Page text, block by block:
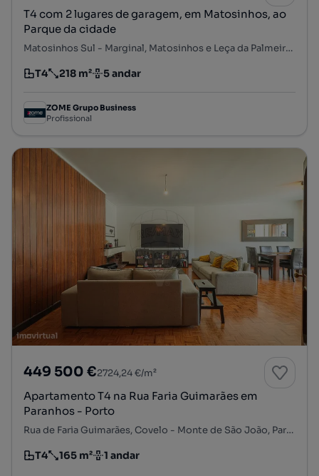
T4 com 2 lugares de garagem, em Matosinhos, ao
Parque da cidade
Matosinhos Sul - Marginal, Matosinhos e Leça da Palmeira, Matosinhos, Porto
Tipologia
T4
Preço por metro quadrado
218 m²
Andar 5 andar
ZOME Grupo Business
Profissional
449 500 €2724,24 €/m²
Apartamento T4 na Rua Faria Guimarães em
Paranhos - Porto
Rua de Faria Guimarães, Covelo - Monte de São João, Paranhos, Porto, Porto
Tipologia
T4
Preço por metro quadrado
165 m²
Andar 1 andar